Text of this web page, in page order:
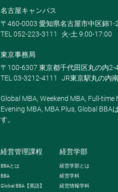
名古屋キャンパス
〒460-0003 愛知県名古屋市中区錦1-
TEL 052-223-3111
火-土 9:00-17:00
東京事務局
〒100-6307 東京都千代田区丸の内2-
TEL 03-3212-4111
JR東京駅丸の内
Global MBA, Weekend MBA, Full-time
Evening MBA, MBA Plus, Global BBA
す。
経営管理課程
BBAとは
BBA
Global BBA 【英語】
経営学部
経営学部とは
経営学科
経営情報学科